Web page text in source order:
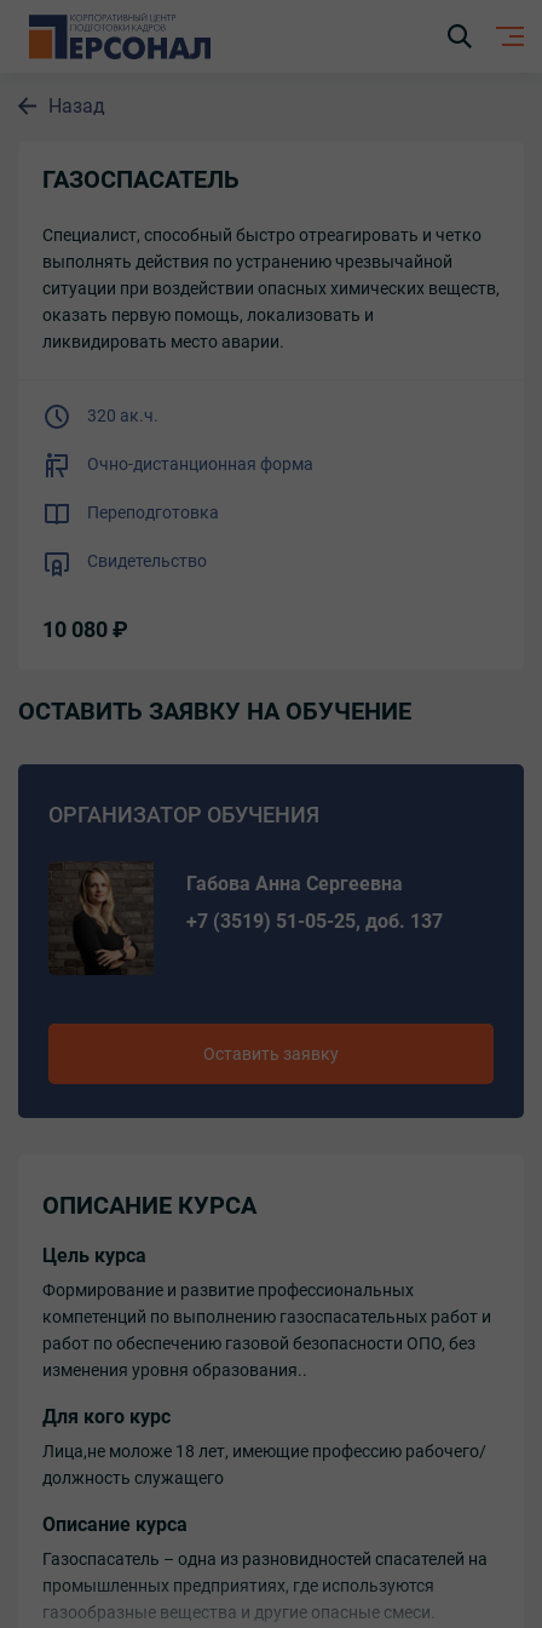
Назад
ГАЗОСПАСАТЕЛЬ
Специалист, способный быстро отреагировать и четко
выполнять действия по устранению чрезвычайной
ситуации при воздействии опасных химических веществ,
оказать первую помощь, локализовать и
ликвидировать место аварии.
320 ак.ч.
Очно-дистанционная форма
Переподготовка
Свидетельство
10 080 ₽
ОСТАВИТЬ ЗАЯВКУ НА ОБУЧЕНИЕ
ОРГАНИЗАТОР ОБУЧЕНИЯ
Габова Анна Сергеевна
+7 (3519) 51-05-25, доб. 137
Оставить заявку
ОПИСАНИЕ КУРСА
Цель курса
Формирование и развитие профессиональных
компетенций по выполнению газоспасательных работ и
работ по обеспечению газовой безопасности ОПО, без
изменения уровня образования..
Для кого курс
Лица,не моложе 18 лет, имеющие профессию рабочего/
должность служащего
Описание курса
Газоспасатель – одна из разновидностей спасателей на
промышленных предприятиях, где используются
газообразные вещества и другие опасные смеси.